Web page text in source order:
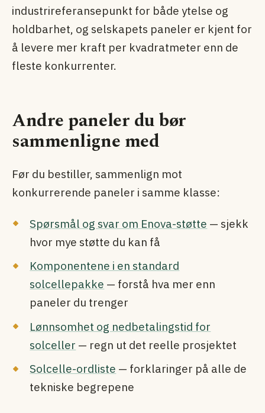
industrireferansepunkt for både ytelse og
holdbarhet, og selskapets paneler er kjent for
å levere mer kraft per kvadratmeter enn de
fleste konkurrenter.
Andre paneler du bør
sammenligne med
Før du bestiller, sammenlign mot
konkurrerende paneler i samme klasse:
Spørsmål og svar om Enova-støtte — sjekk
hvor mye støtte du kan få
Komponentene i en standard
solcellepakke — forstå hva mer enn
paneler du trenger
Lønnsomhet og nedbetalingstid for
solceller — regn ut det reelle prosjektet
Solcelle-ordliste — forklaringer på alle de
tekniske begrepene